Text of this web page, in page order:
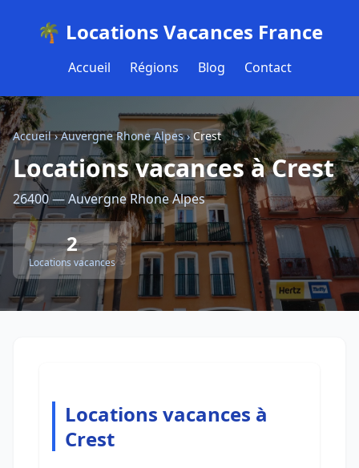
🌴 Locations Vacances France
Accueil Régions Blog Contact
Accueil›Auvergne Rhone Alpes› Crest
Locations vacances à Crest
26400 — Auvergne Rhone Alpes
2
Locations vacances
Locations vacances à
Crest